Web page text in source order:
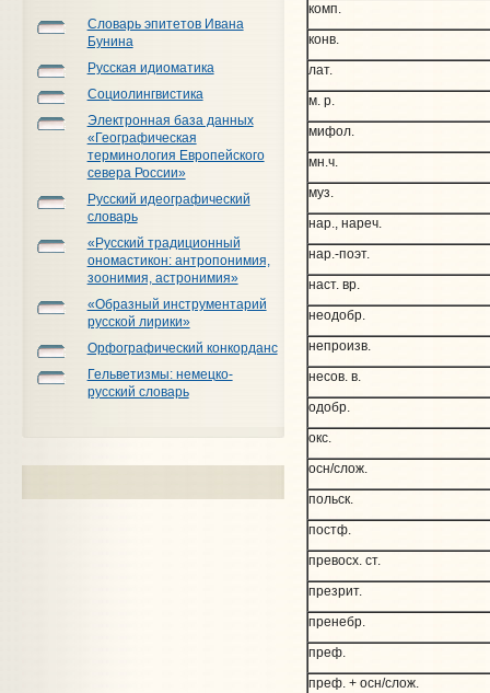
Словарь эпитетов Ивана
Бунина
Русская идиоматика
Социолингвистика
Электронная база данных
«Географическая
терминология Европейского
севера России»
Русский идеографический
словарь
«Русский традиционный
ономастикон: антропонимия,
зоонимия, астронимия»
«Образный инструментарий
русской лирики»
Орфографический конкорданс
Гельветизмы: немецко-
русский словарь
комп.
конв.
лат.
м. р.
мифол.
мн.ч.
муз.
нар., нареч.
нар.-поэт.
наст. вр.
неодобр.
непроизв.
несов. в.
одобр.
окс.
осн/слож.
польск.
постф.
превосх. ст.
презрит.
пренебр.
преф.
преф. + осн/слож.